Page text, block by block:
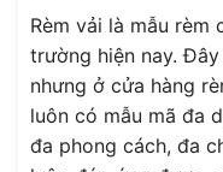
Rèm vải là mẫu rèm
trường hiện nay.
nhưng ở cửa hàng
luôn có mẫu mã đa
đa phong cách, đa